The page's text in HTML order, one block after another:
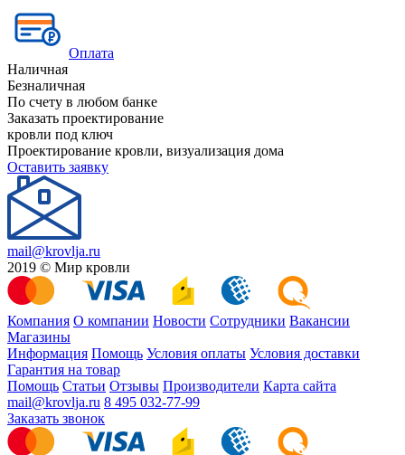
Оплата
Наличная
Безналичная
По счету в любом банке
Заказать проектирование
кровли под ключ
Проектирование кровли, визуализация дома
Оставить заявку
mail@krovlja.ru
2019 © Мир кровли
Компания О компании Новости Сотрудники Вакансии
Магазины
Информация Помощь Условия оплаты Условия доставки
Гарантия на товар
Помощь Статьи Отзывы Производители Карта сайта
mail@krovlja.ru 8 495 032-77-99
Заказать звонок